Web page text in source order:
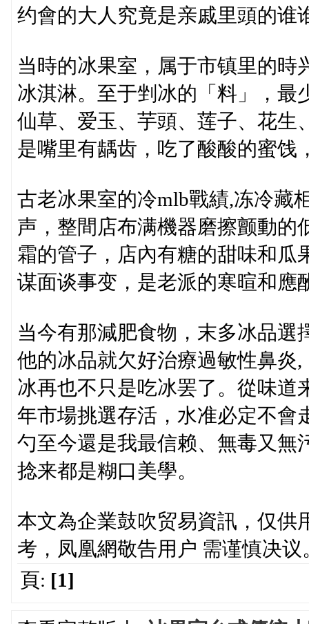
约會的大人究竟是亲戚里頭的谁
当時的冰果室，属于市镇里的時
冰淇淋。至于剉冰的「料」，最
仙草、爱玉、芋頭、莲子、花生
是嘴里有龋齿，吃了酸酸的蜜饯
古老冰果室的冷mlb戰績,冻冷藏
声，整間店布满機器磨擦颤動的
霜的管子，店內有糖的甜味和瓜
谋面谈事变，是老派的寒暄和應
当今有那減肥食物，末多冰品選
他的冰品就欠好治療過敏性鼻炎
冰再也不只是吃冰罢了。從味道
年市場挑選存活，水准必定不會
勺至今還是我最信赖、無毒又無
捻来都是糊口美學。
本文為企業鼓吹贸易資訊，仅供
考，凤凰網敬告用户 需谨慎决议
頁: [1]